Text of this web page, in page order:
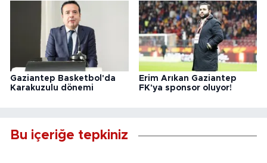
Gaziantep Basketbol'da
Karakuzulu dönemi
Erim Arıkan Gaziantep
FK'ya sponsor oluyor!
Bu içeriğe tepkiniz